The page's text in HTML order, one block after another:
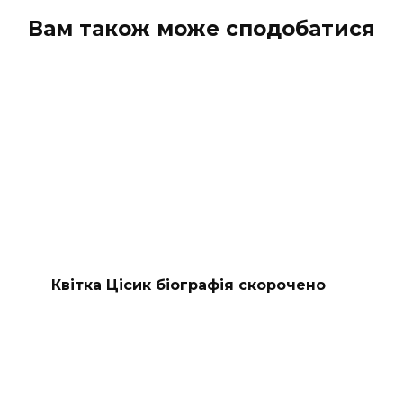
Вам також може сподобатися
Квітка Цісик біографія скорочено